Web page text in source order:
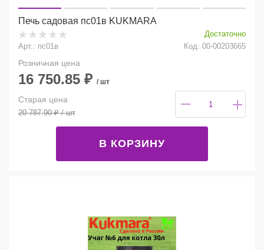
Печь садовая пс01в KUKMARA
Достаточно
Арт.: пс01в
Код: 00-00203665
Розничная цена
16 750.85 ₽ / шт
Старая цена
20 787.90₽/ шт
В КОРЗИНУ